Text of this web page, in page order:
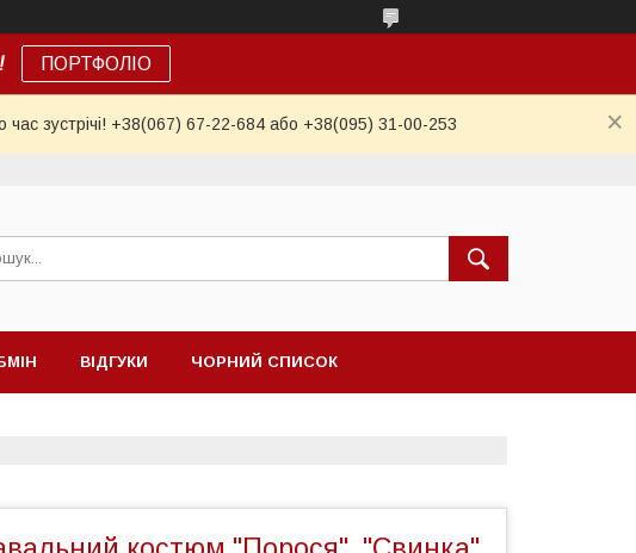
ПОРТФОЛІО
зустрічі! +38(067) 67-22-684 або +38(095) 31-00-253
ВІДГУКИ ЧОРНИЙ СПИСОК